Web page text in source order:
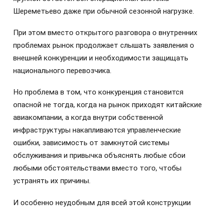
Шереметьево даже при обычной сезонной нагрузке.
При этом вместо открытого разговора о внутренних
проблемах рынок продолжает слышать заявления о
внешней конкуренции и необходимости защищать
национального перевозчика.
Но проблема в том, что конкуренция становится
опасной не тогда, когда на рынок приходят китайские
авиакомпании, а когда внутри собственной
инфраструктуры накапливаются управленческие
ошибки, зависимость от замкнутой системы
обслуживания и привычка объяснять любые сбои
любыми обстоятельствами вместо того, чтобы
устранять их причины.
И особенно неудобным для всей этой конструкции